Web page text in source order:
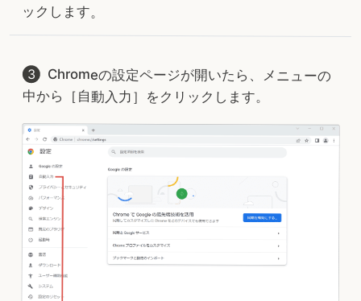
ックします。
Chromeの設定ページが開いたら、メニューの
中から［自動入力］をクリックします。